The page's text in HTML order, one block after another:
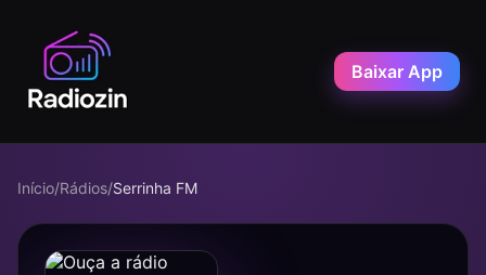
Baixar App
Início/Rádios/Serrinha FM